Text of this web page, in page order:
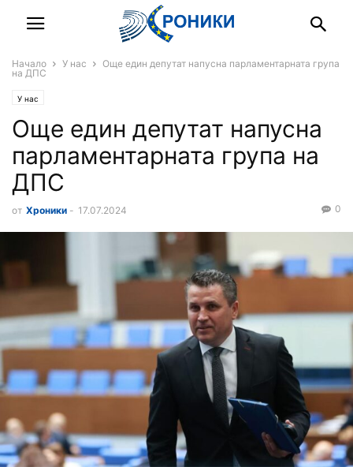
Начало У нас
Още един депутат напусна парламентарната група
на ДПС
У нас
Още един депутат напусна
парламентарната група на
ДПС
от Хроники - 17.07.2024 0